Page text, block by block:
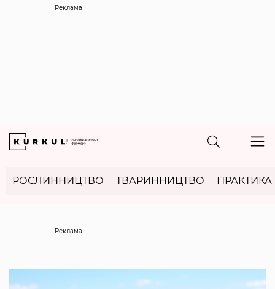
Реклама
РОСЛИННИЦТВО ТВАРИННИЦТВО ПРАКТИКА
Реклама